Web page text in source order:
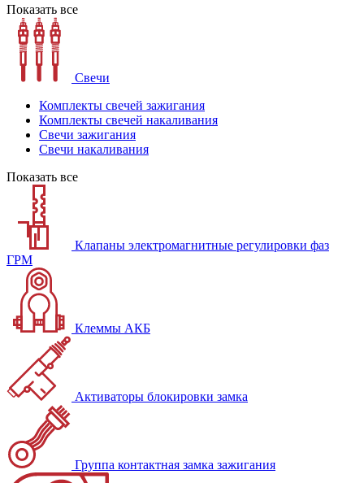
Показать все
Свечи
Комплекты свечей зажигания
Комплекты свечей накаливания
Свечи зажигания
Свечи накаливания
Показать все
Клапаны электромагнитные регулировки фаз
ГРМ
Клеммы АКБ
Активаторы блокировки замка
Группа контактная замка зажигания